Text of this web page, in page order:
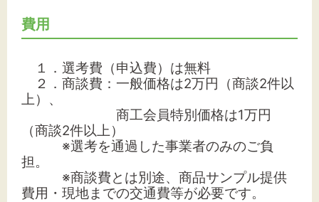
費用
１．選考費（申込費）は無料
２．商談費：一般価格は2万円（商談2件以
上）、
商工会員特別価格は1万円
（商談2件以上）
※選考を通過した事業者のみのご負
担。
※商談費とは別途、商品サンプル提供
費用・現地までの交通費等が必要です。